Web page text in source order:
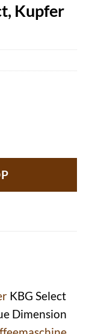
Kupfer
KBG Select
Dimension